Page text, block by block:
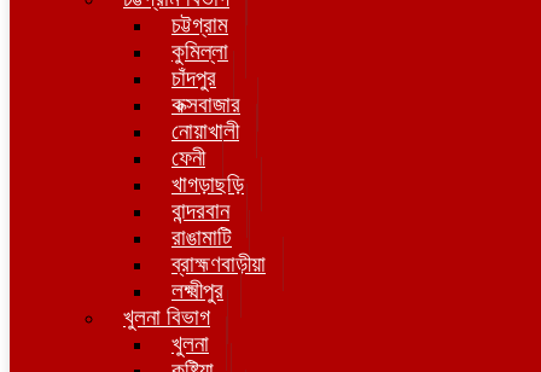
চট্টগ্রাম
কুমিল্লা
চাঁদপুর
কক্সবাজার
নোয়াখালী
ফেনী
খাগড়াছড়ি
বান্দরবান
রাঙামাটি
ব্রাহ্মণবাড়ীয়া
লক্ষ্মীপুর
খুলনা বিভাগ
খুলনা